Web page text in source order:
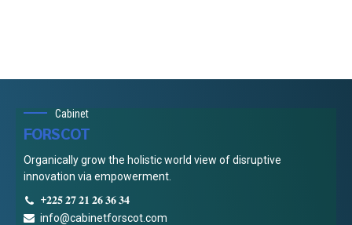
Cabinet
FORSCOT
Organically grow the holistic world view of disruptive
innovation via empowerment.
+𝟐𝟐𝟓 𝟐𝟕 𝟐𝟏 𝟐𝟔 𝟑𝟔 𝟑𝟒
info@cabinetforscot.com